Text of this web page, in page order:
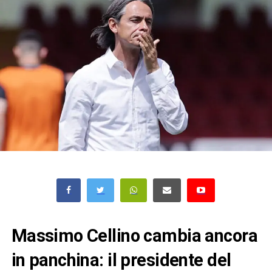
Massimo Cellino cambia ancora
in panchina: il presidente del